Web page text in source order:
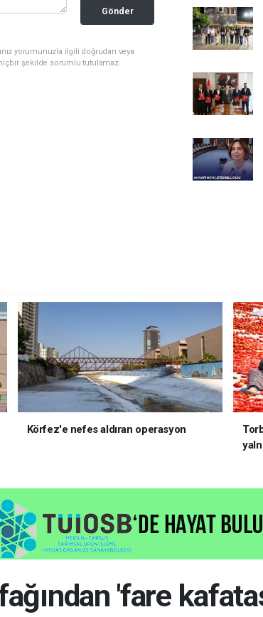
Gönder
yorumunuzla ilgili doğrudan veya
şekilde sorumlu tutulamaz.
Körfez'e nefes aldıran operasyon
'fare